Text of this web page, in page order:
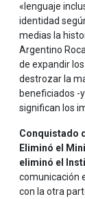
«lenguaje
identidad
medias la
Argentino
de expandir
destrozar la
beneficiados -
significan los
Conquistado
Eliminó el
eliminó el
comunicación
con la otra